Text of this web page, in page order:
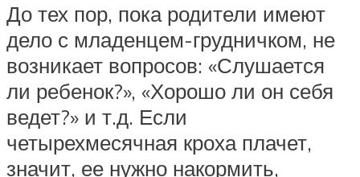
До тех пор, пока родители имеют
дело с младенцем-грудничком, не
возникает вопросов: «Слушается
ли ребенок?», «Хорошо ли он себя
ведет?» и т.д. Если
четырехмесячная кроха плачет,
значит, ее нужно накормить,